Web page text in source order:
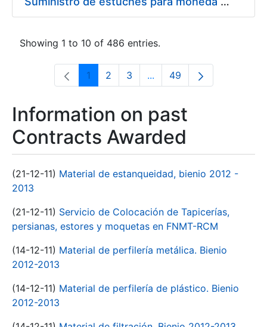
Showing 1 to 10 of 486 entries.
Page
1 Page
2 Page
3 ...Intermediate Pages Use
Page
49
Information on past
Contracts Awarded
(21-12-11) Material de estanqueidad, bienio 2012 -
2013
(21-12-11) Servicio de Colocación de Tapicerías,
persianas, estores y moquetas en FNMT-RCM
(14-12-11) Material de perfilería metálica. Bienio
2012-2013
(14-12-11) Material de perfilería de plástico. Bienio
2012-2013